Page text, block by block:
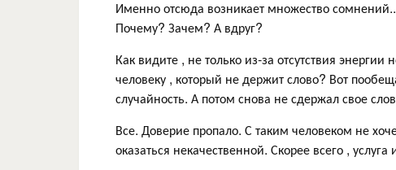
Именно отсюда возникает множество
Почему? Зачем? А вдруг?
Как видите , не только из-за отсутствия
человеку , который не держит слово? Вот
случайность. А потом снова не сдержал свое
Все. Доверие пропало. С таким человеком не
оказаться некачественной. Скорее всего ,